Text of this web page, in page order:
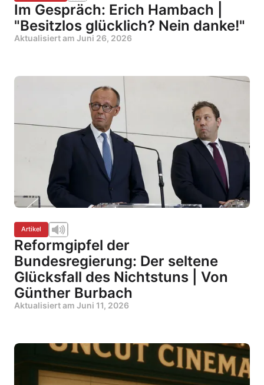
Im Gespräch: Erich Hambach |
"Besitzlos glücklich? Nein danke!"
Aktualisiert am Juni 26, 2026
Artikel
Reformgipfel der
Bundesregierung: Der seltene
Glücksfall des Nichtstuns | Von
Günther Burbach
Aktualisiert am Juni 11, 2026